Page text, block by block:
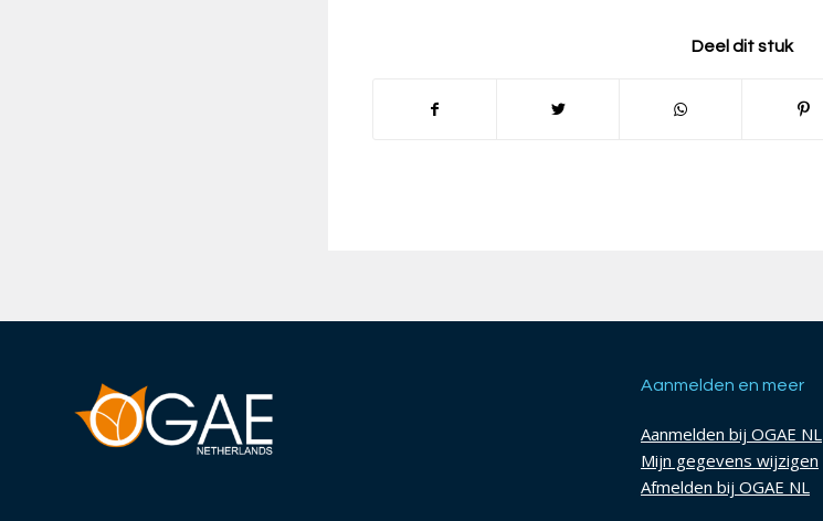
Deel dit stuk
Aanmelden en meer
Aanmelden bij OGAE NL
Mijn gegevens wijzigen
Afmelden bij OGAE NL